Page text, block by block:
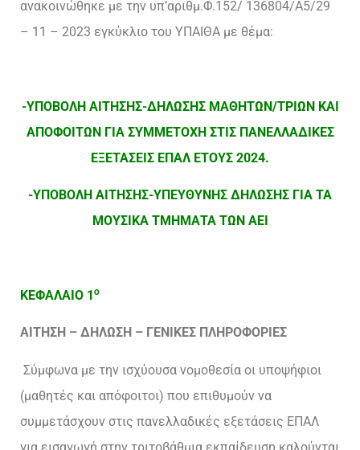
ανακοινώθηκε με την υπ’αριθμ.Φ.152/ 136804/Α5/29
– 11 – 2023 εγκύκλιο του ΥΠΑΙΘΑ με θέμα:
-ΥΠΟΒΟΛΗ ΑΙΤΗΣΗΣ-ΔΗΛΩΣΗΣ ΜΑΘΗΤΩΝ/ΤΡΙΩΝ ΚΑΙ
ΑΠΟΦΟΙΤΩΝ ΓΙΑ ΣΥΜΜΕΤΟΧΗ ΣΤΙΣ ΠΑΝΕΛΛΑΔΙΚΕΣ
ΕΞΕΤΑΣΕΙΣ ΕΠΑΛ ΕΤΟΥΣ 2024.
-ΥΠΟΒΟΛΗ ΑΙΤΗΣΗΣ-ΥΠΕΥΘΥΝΗΣ ΔΗΛΩΣΗΣ ΓΙΑ ΤΑ
ΜΟΥΣΙΚΑ ΤΜΗΜΑΤΑ ΤΩΝ ΑΕΙ
ΚΕΦΑΛΑΙΟ 1o
ΑΙΤΗΣΗ – ΔΗΛΩΣΗ – ΓΕΝΙΚΕΣ ΠΛΗΡΟΦΟΡΙΕΣ
Σύμφωνα με την ισχύουσα νομοθεσία οι υποψήφιοι
(μαθητές και απόφοιτοι) που επιθυμούν να
συμμετάσχουν στις πανελλαδικές εξετάσεις ΕΠΑΛ